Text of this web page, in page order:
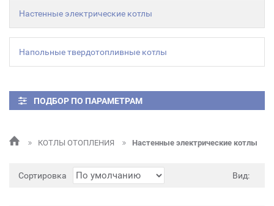
Настенные электрические котлы
Напольные твердотопливные котлы
ПОДБОР ПО ПАРАМЕТРАМ
КОТЛЫ ОТОПЛЕНИЯ Настенные электрические котлы
Сортировка Вид: